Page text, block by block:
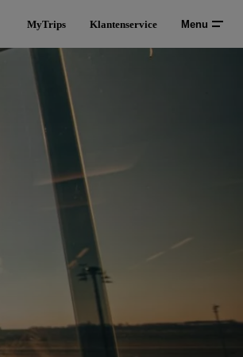
MyTrips Klantenservice Menu